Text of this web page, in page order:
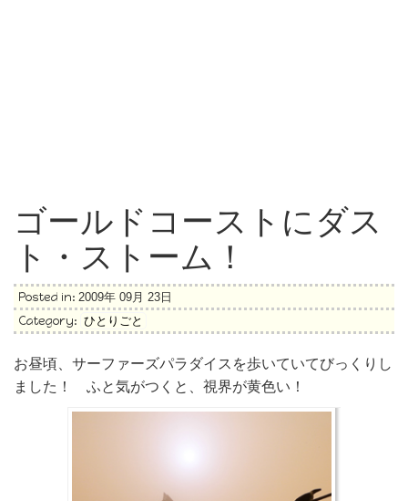
ゴールドコーストにダス
ト・ストーム！
Posted in: 2009年 09月 23日
Category: ひとりごと
お昼頃、サーファーズパラダイスを歩いていてびっくりし
ました！ ふと気がつくと、視界が黄色い！